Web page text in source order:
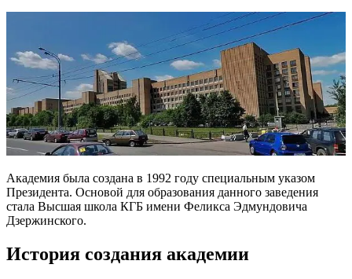
Академия была создана в 1992 году специальным указом
Президента. Основой для образования данного заведения
стала Высшая школа КГБ имени Феликса Эдмундовича
Дзержинского.
История создания академии